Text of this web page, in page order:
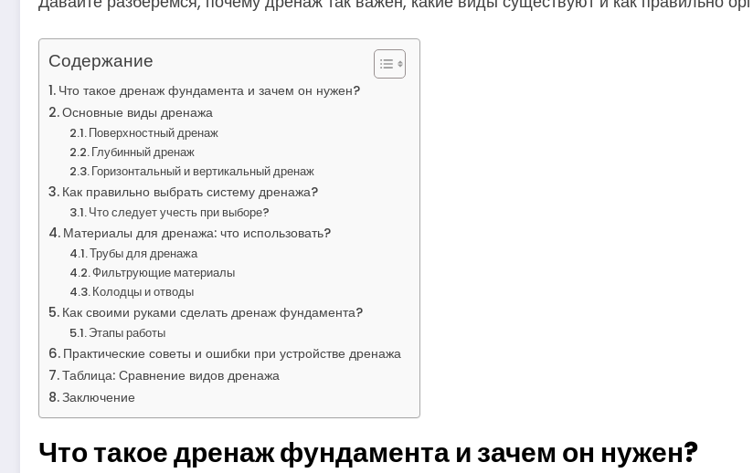
Содержание
Что такое дренаж фундамента и зачем он нужен?
Основные виды дренажа
Поверхностный дренаж
Глубинный дренаж
Горизонтальный и вертикальный дренаж
Как правильно выбрать систему дренажа?
Что следует учесть при выборе?
Материалы для дренажа: что использовать?
Трубы для дренажа
Фильтрующие материалы
Колодцы и отводы
Как своими руками сделать дренаж фундамента?
Этапы работы
Практические советы и ошибки при устройстве дренажа
Таблица: Сравнение видов дренажа
Заключение
Что такое дренаж фундамента и зачем он нужен?